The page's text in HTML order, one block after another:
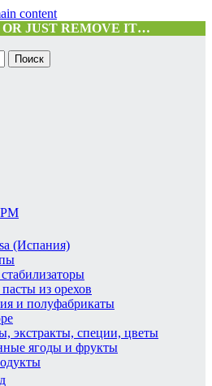
content
JUST REMOVE IT…
Поиск
(Испания)
из орехов
и полуфабрикаты
экстракты, специи, цветы
ягоды и фрукты